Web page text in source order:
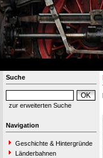
Suche
zur erweiterten Suche
Navigation
Geschichte & Hintergründe
Länderbahnen